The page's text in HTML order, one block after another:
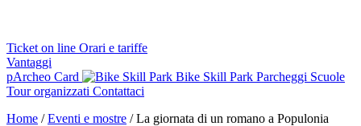
Ticket on line Orari e tariffe
Vantaggi
pArcheo Card
Bike Skill Park Parcheggi Scuole
Tour organizzati Contattaci
Home /Eventi e mostre /La giornata di un romano a Populonia